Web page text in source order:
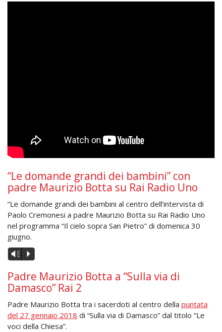
“Le domande grandi dei bambini” con
padre Maurizio Botta su Rai Radio Uno
“Le domande grandi dei bambini al centro dell’intervista di
Paolo Cremonesi a padre Maurizio Botta su Rai Radio Uno
nel programma “Il cielo sopra San Pietro” di domenica 30
giugno.
Audio
Player
Vm P
Padre Maurizio Botta a “Sulla via di
Damasco” Rai 2
Padre Maurizio Botta tra i sacerdoti al centro della puntata
del 27 gennaio 2018 di “Sulla via di Damasco” dal titolo “Le
voci della Chiesa”.